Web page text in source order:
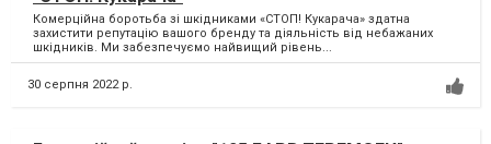
Комерційна боротьба зі шкідниками «СТОП! Кукарача» здатна
захистити репутацію вашого бренду та діяльність від небажаних
шкідників. Ми забезпечуємо найвищий рівень...
30 серпня 2022 р.